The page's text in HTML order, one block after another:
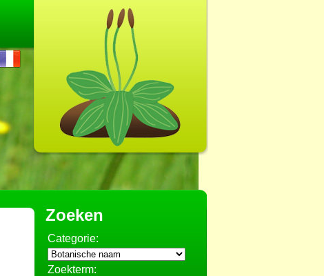
Zoeken
Categorie:
Zoekterm: